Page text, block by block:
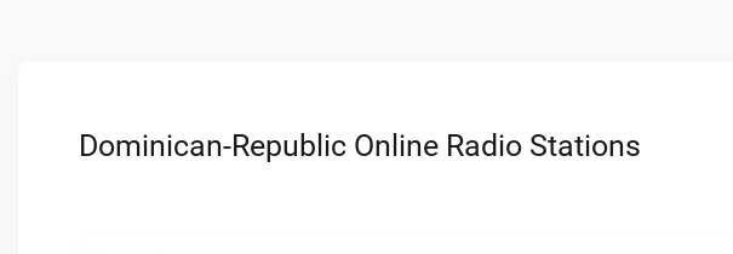
Dominican-Republic Online Radio Stations